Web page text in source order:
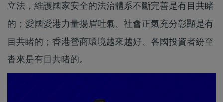
立法，維護國家安全的法治體系不斷完善是有目共睹
的；愛國愛港力量揚眉吐氣、社會正氣充分彰顯是有
目共睹的；香港營商環境越來越好、各國投資者紛至
沓來是有目共睹的。